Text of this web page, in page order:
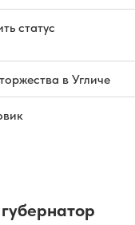
статус
в Угличе